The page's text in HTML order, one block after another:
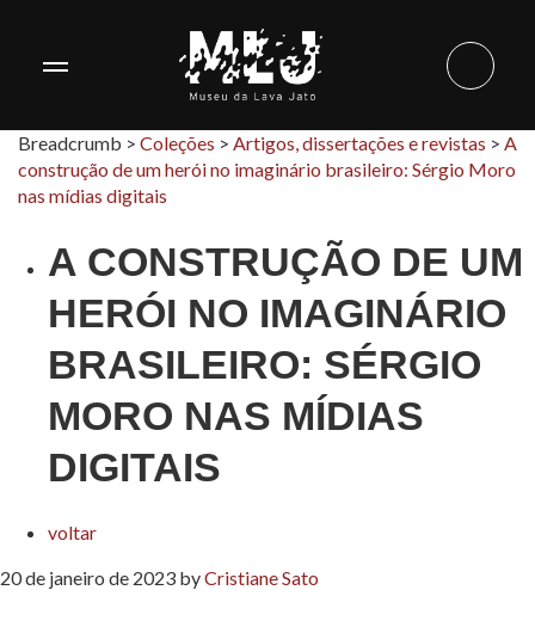
Breadcrumb > Coleções > Artigos, dissertações e revistas > A
construção de um herói no imaginário brasileiro: Sérgio Moro
nas mídias digitais
A CONSTRUÇÃO DE UM
HERÓI NO IMAGINÁRIO
BRASILEIRO: SÉRGIO
MORO NAS MÍDIAS
DIGITAIS
voltar
20 de janeiro de 2023 byCristiane Sato